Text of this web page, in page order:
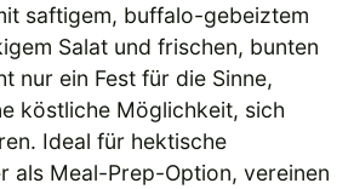
saftigem, buffalo-gebeiztem
Salat und frischen, bunten
nur ein Fest für die Sinne,
köstliche Möglichkeit, sich
Ideal für hektische
als Meal-Prep-Option, vereinen